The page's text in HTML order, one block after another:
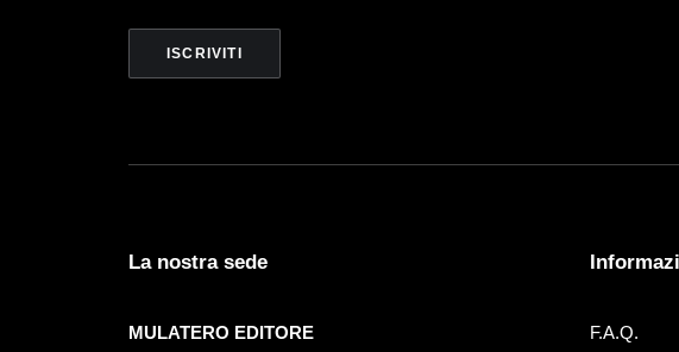
La nostra sede
MULATERO EDITORE
F.A.Q.